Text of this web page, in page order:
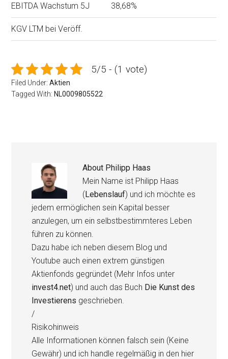
EBITDA Wachstum 5J 38,68%
KGV LTM bei Veröff.
5/5 - (1 vote)
Filed Under:Aktien
Tagged With: NL0009805522
About Philipp Haas
Mein Name ist Philipp Haas
(Lebenslauf) und ich möchte es
jedem ermöglichen sein Kapital besser
anzulegen, um ein selbstbestimmteres Leben
führen zu können.
Dazu habe ich neben diesem Blog und
Youtube auch einen extrem günstigen
Aktienfonds gegründet (Mehr Infos unter
invest4.net) und auch das Buch Die Kunst des
Investierens geschrieben.
/
Risikohinweis
Alle Informationen können falsch sein (Keine
Gewähr) und ich handle regelmäßig in den hier